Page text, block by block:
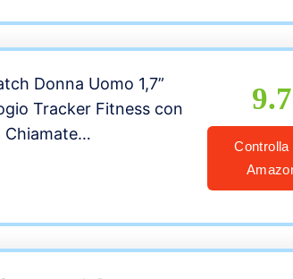
Donna Uomo 1,7”
Tracker Fitness con
Chiamate
9.7
Controlla